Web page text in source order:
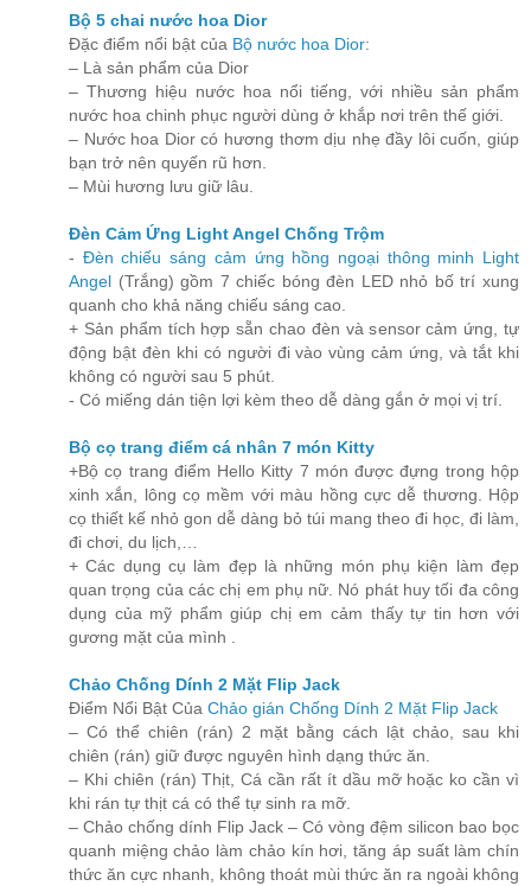
Bộ 5 chai nước hoa Dior
Đặc điểm nổi bật của Bộ nước hoa Dior:
– Là sản phẩm của Dior
– Thương hiệu nước hoa nổi tiếng, với nhiều sản phẩm
nước hoa chinh phục người dùng ở khắp nơi trên thế giới.
– Nước hoa Dior có hương thơm dịu nhẹ đầy lôi cuốn, giúp
bạn trở nên quyến rũ hơn.
– Mùi hương lưu giữ lâu.
Đèn Cảm Ứng Light Angel Chống Trộm
- Đèn chiếu sáng cảm ứng hồng ngoại thông minh Light
Angel (Trắng) gồm 7 chiếc bóng đèn LED nhỏ bố trí xung
quanh cho khả năng chiếu sáng cao.
+ Sản phẩm tích hợp sẵn chao đèn và sensor cảm ứng, tự
động bật đèn khi có người đi vào vùng cảm ứng, và tắt khi
không có người sau 5 phút.
- Có miếng dán tiện lợi kèm theo dễ dàng gắn ở mọi vị trí.
Bộ cọ trang điểm cá nhân 7 món Kitty
+Bộ cọ trang điểm Hello Kitty 7 món được đựng trong hộp
xinh xắn, lông cọ mềm với màu hồng cực dễ thương. Hộp
cọ thiết kế nhỏ gon dễ dàng bỏ túi mang theo đi học, đi làm,
đi chơi, du lịch,…
+ Các dụng cụ làm đẹp là những món phụ kiện làm đẹp
quan trọng của các chị em phụ nữ. Nó phát huy tối đa công
dụng của mỹ phẩm giúp chị em cảm thấy tự tin hơn với
gương mặt của mình .
Chảo Chống Dính 2 Mặt Flip Jack
Điểm Nổi Bật Của Chảo gián Chống Dính 2 Mặt Flip Jack
– Có thể chiên (rán) 2 mặt bằng cách lật chảo, sau khi
chiên (rán) giữ được nguyên hình dạng thức ăn.
– Khi chiên (rán) Thịt, Cá cần rất ít dầu mỡ hoặc ko cần vì
khi rán tự thịt cá có thể tự sinh ra mỡ.
– Chảo chống dính Flip Jack – Có vòng đệm silicon bao bọc
quanh miệng chảo làm chảo kín hơi, tăng áp suất làm chín
thức ăn cực nhanh, không thoát mùi thức ăn ra ngoài không